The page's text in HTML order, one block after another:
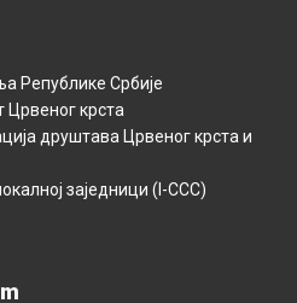
Републикe Србијe
Црвеног крста
друштава Црвеног крста и
заједници (I-CCC)